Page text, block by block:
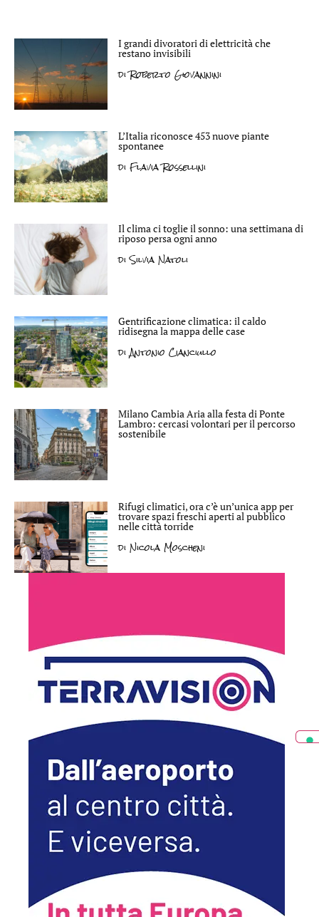
I grandi divoratori di elettricità che
restano invisibili
diRoberto Giovannini
L’Italia riconosce 453 nuove piante
spontanee
di Flavia Rossellini
Il clima ci toglie il sonno: una settimana di
riposo persa ogni anno
diSilvia Natoli
Gentrificazione climatica: il caldo
ridisegna la mappa delle case
diAntonio Cianciullo
Milano Cambia Aria alla festa di Ponte
Lambro: cercasi volontari per il percorso
sostenibile
Rifugi climatici, ora c’è un’unica app per
trovare spazi freschi aperti al pubblico
nelle città torride
di Nicola Moscheni